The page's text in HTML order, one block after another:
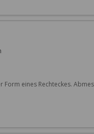
eines Rechteckes.